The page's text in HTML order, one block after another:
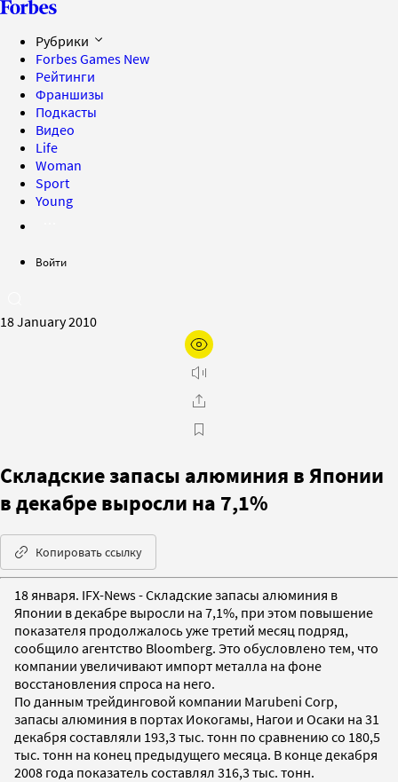
Рубрики
Forbes Games New
Рейтинги
Франшизы
Подкасты
Видео
Life
Woman
Sport
Young
Войти
18 January 2010
Складские запасы алюминия в Японии
в декабре выросли на 7,1%
Копировать ссылку
18 января. IFX-News - Складские запасы алюминия в
Японии в декабре выросли на 7,1%, при этом повышение
показателя продолжалось уже третий месяц подряд,
сообщило агентство Bloomberg. Это обусловлено тем, что
компании увеличивают импорт металла на фоне
восстановления спроса на него.
По данным трейдинговой компании Marubeni Corp,
запасы алюминия в портах Иокогамы, Нагои и Осаки на 31
декабря составляли 193,3 тыс. тонн по сравнению со 180,5
тыс. тонн на конец предыдущего месяца. В конце декабря
2008 года показатель составлял 316,3 тыс. тонн.